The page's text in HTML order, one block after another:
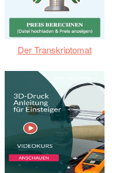
Der Transkriptomat